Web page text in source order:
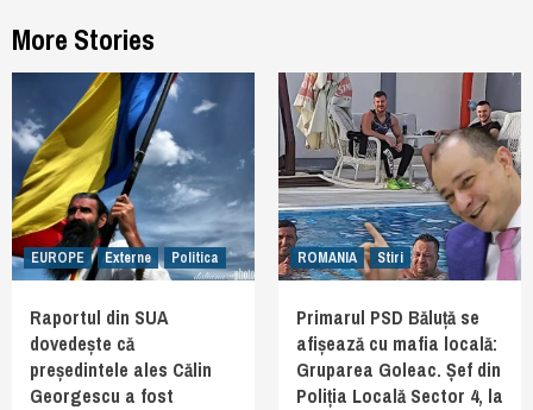
More Stories
EUROPE Externe Politica
Raportul din SUA
dovedește că
președintele ales Călin
Georgescu a fost
ROMANIA Stiri
Primarul PSD Băluță se
afișează cu mafia locală:
Gruparea Goleac. Șef din
Poliția Locală Sector 4, la